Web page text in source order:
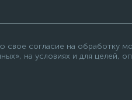
согласие на обработку
на условиях и для целей,